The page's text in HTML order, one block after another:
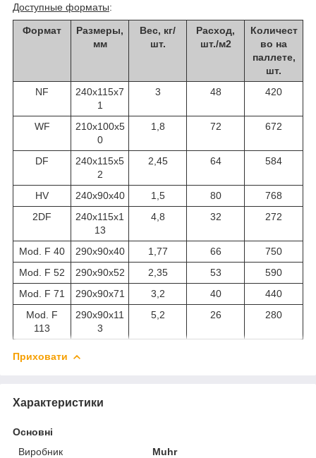
Доступные форматы:
Формат
Размеры,
мм
Вес, кг/
шт.
Расход,
шт./м2
Количест
во на
паллете,
шт.
NF
240x115x7
1
3 48 420
WF
210x100x5
0
1,8 72 672
DF
240x115x5
2
2,45 64 584
HV 240x90x40 1,5 80
768
2DF
240x115x1
13
4,8 32 272
Mod. F 40 290x90x40 1,77 66
750
Mod. F 52
290x90x52 2,35 53
590
Mod. F 71
290x90x71 3,2 40
440
Mod. F
113
290x90x11
3
5,2 26 280
Приховати
Характеристики
Основні
Виробник
Muhr